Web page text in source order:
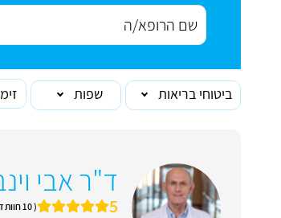
ביטוחי בריאות שפות
ד"ר אבי
5 ( 10 חוות דעת )